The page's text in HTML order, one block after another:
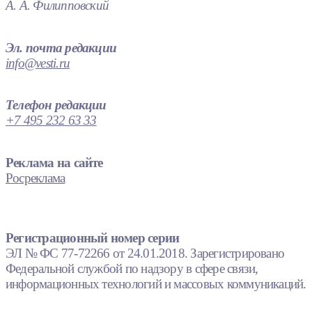
А. А. Филипповский
Эл. почта редакции
info@vesti.ru
Телефон редакции
+7 495 232 63 33
Реклама на сайте
Росреклама
Регистрационный номер серии
ЭЛ № ФС 77-72266 от 24.01.2018. Зарегистрировано
Федеральной службой по надзору в сфере связи,
информационных технологий и массовых коммуникаций.